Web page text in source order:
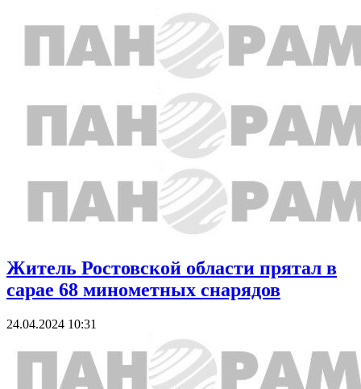
Житель Ростовской области прятал в
сарае 68 минометных снарядов
24.04.2024 10:31